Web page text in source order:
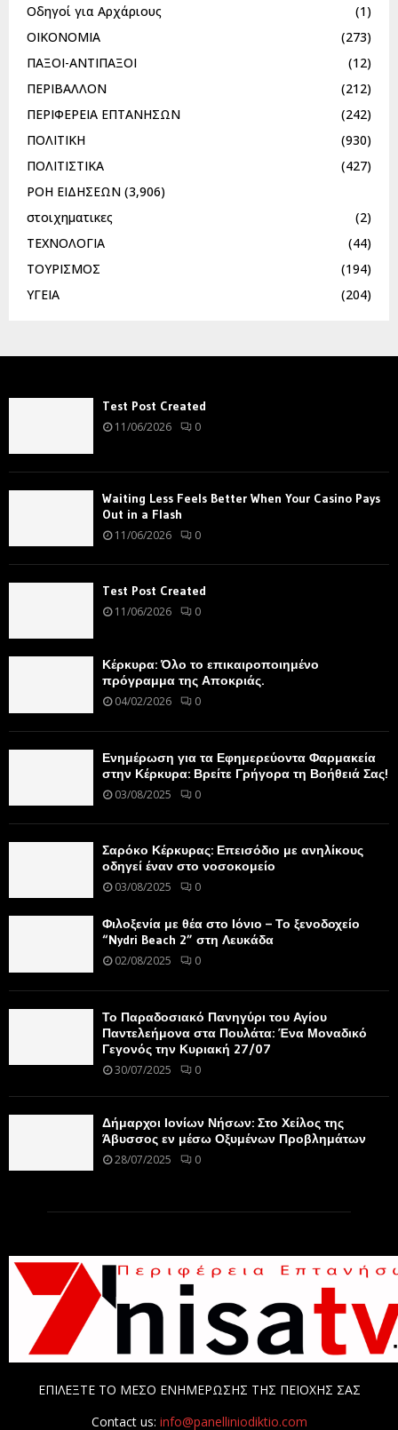
Οδηγοί για Αρχάριους
(1)
ΟΙΚΟΝΟΜΙΑ
(273)
ΠΑΞΟΙ-ΑΝΤΙΠΑΞΟΙ
(12)
ΠΕΡΙΒΑΛΛΟΝ
(212)
ΠΕΡΙΦΕΡΕΙΑ ΕΠΤΑΝΗΣΩΝ
(242)
ΠΟΛΙΤΙΚΗ
(930)
ΠΟΛΙΤΙΣΤΙΚΑ
(427)
ΡΟΗ ΕΙΔΗΣΕΩΝ (3,906)
στοιχηματικες
(2)
ΤΕΧΝΟΛΟΓΙΑ
(44)
ΤΟΥΡΙΣΜΟΣ
(194)
ΥΓΕΙΑ
(204)
Test Post Created
11/06/2026 0
Waiting Less Feels Better When Your Casino Pays
Out in a Flash
11/06/2026 0
Test Post Created
11/06/2026 0
Κέρκυρα: Όλο το επικαιροποιημένο
πρόγραμμα της Αποκριάς.
04/02/2026 0
Ενημέρωση για τα Εφημερεύοντα Φαρμακεία
στην Κέρκυρα: Βρείτε Γρήγορα τη Βοήθειά Σας!
03/08/2025 0
Σαρόκο Κέρκυρας: Επεισόδιο με ανηλίκους
οδηγεί έναν στο νοσοκομείο
03/08/2025 0
Φιλοξενία με θέα στο Ιόνιο – Το ξενοδοχείο
“Nydri Beach 2” στη Λευκάδα
02/08/2025 0
Το Παραδοσιακό Πανηγύρι του Αγίου
Παντελεήμονα στα Πουλάτα: Ένα Μοναδικό
Γεγονός την Κυριακή 27/07
30/07/2025 0
Δήμαρχοι Ιονίων Νήσων: Στο Χείλος της
Άβυσσος εν μέσω Οξυμένων Προβλημάτων
28/07/2025 0
ΕΠΙΛΕΞΤΕ ΤΟ ΜΕΣΟ ΕΝΗΜΕΡΩΣΗΣ ΤΗΣ ΠΕΙΟΧΗΣ ΣΑΣ
Contact us: info@panelliniodiktio.com